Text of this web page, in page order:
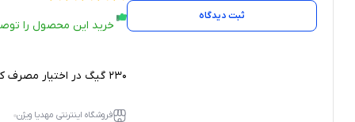
ثبت دیدگاه
خرید این محصول را
۲۳۰ گیگ در اختیار مصرف کننده قرار میده
فروشگاه اینترنتی مهدیا ویژن